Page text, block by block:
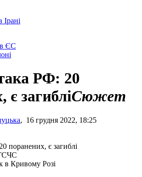
Ірані
ЄС
РФ: 20
є загибліСюжет
, 16 грудня 2022, 18:25
в Кривому Розі